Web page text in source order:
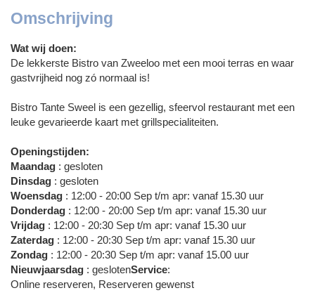
Omschrijving
Wat wij doen:
De lekkerste Bistro van Zweeloo met een mooi terras en waar
gastvrijheid nog zó normaal is!
Bistro Tante Sweel is een gezellig, sfeervol restaurant met een
leuke gevarieerde kaart met grillspecialiteiten.
Openingstijden:
Maandag : gesloten
Dinsdag : gesloten
Woensdag : 12:00 - 20:00 Sep t/m apr: vanaf 15.30 uur
Donderdag : 12:00 - 20:00 Sep t/m apr: vanaf 15.30 uur
Vrijdag : 12:00 - 20:30 Sep t/m apr: vanaf 15.30 uur
Zaterdag : 12:00 - 20:30 Sep t/m apr: vanaf 15.30 uur
Zondag : 12:00 - 20:30 Sep t/m apr: vanaf 15.00 uur
Nieuwjaarsdag : geslotenService:
Online reserveren, Reserveren gewenst